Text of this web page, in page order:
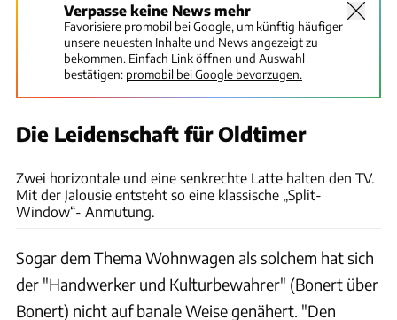
Verpasse keine News mehr
Favorisiere promobil bei Google, um künftig häufiger
unsere neuesten Inhalte und News angezeigt zu
bekommen. Einfach Link öffnen und Auswahl
bestätigen: promobil bei Google bevorzugen.
Die Leidenschaft für Oldtimer
Zwei horizontale und eine senkrechte Latte halten den TV.
Mit der Jalousie entsteht so eine klassische „Split-
Window“- Anmutung.
Sogar dem Thema Wohnwagen als solchem hat sich
der "Handwerker und Kulturbewahrer" (Bonert über
Bonert) nicht auf banale Weise genähert. "Den